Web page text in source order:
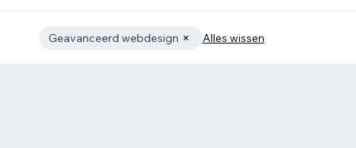
Geavanceerd webdesign Alles wissen